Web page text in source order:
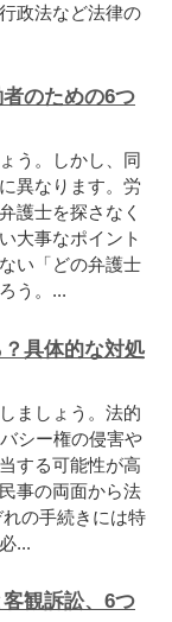
政法など法律の
のための6つ
う。しかし、同
異なります。労
護士を探さなく
大事なポイント
い「どの弁護士
う。...
具体的な対処
ましょう。法的
シー権の侵害や
する可能性が高
事の両面から法
の手続きには特
...
観訴訟、6つ